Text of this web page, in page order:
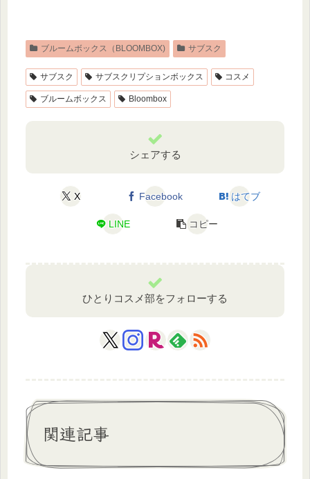
ブルームボックス（BLOOMBOX) サブスク
サブスク サブスクリプションボックス コスメ
ブルームボックス Bloombox
シェアする
X Facebook はてブ
LINE コピー
ひとりコスメ部をフォローする
関連記事